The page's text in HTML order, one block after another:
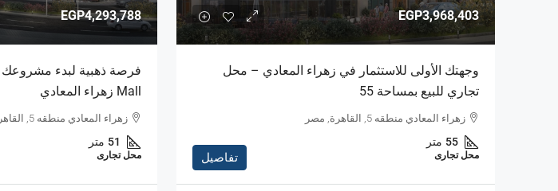
EGP3,968,403
وجهتك الأولى للاستثمار في زهراء المعادي – محل
تجاري للبيع بمساحة 55
زهراء المعادي منطقه 5, القاهرة, مصر
55 متر
محل تجارى تفاصيل
EGP4,293,788
Mall زهراء المعادي
زهراء المعادي منطقه 5, القاهرة, مصر
51 متر
محل تجارى